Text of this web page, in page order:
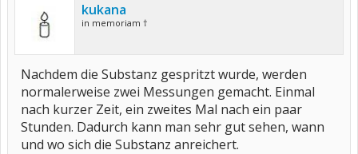
kukana
in memoriam †
Nachdem die Substanz gespritzt wurde, werden
normalerweise zwei Messungen gemacht. Einmal
nach kurzer Zeit, ein zweites Mal nach ein paar
Stunden. Dadurch kann man sehr gut sehen, wann
und wo sich die Substanz anreichert.